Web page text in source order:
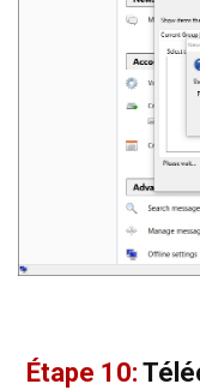
Étape 10: